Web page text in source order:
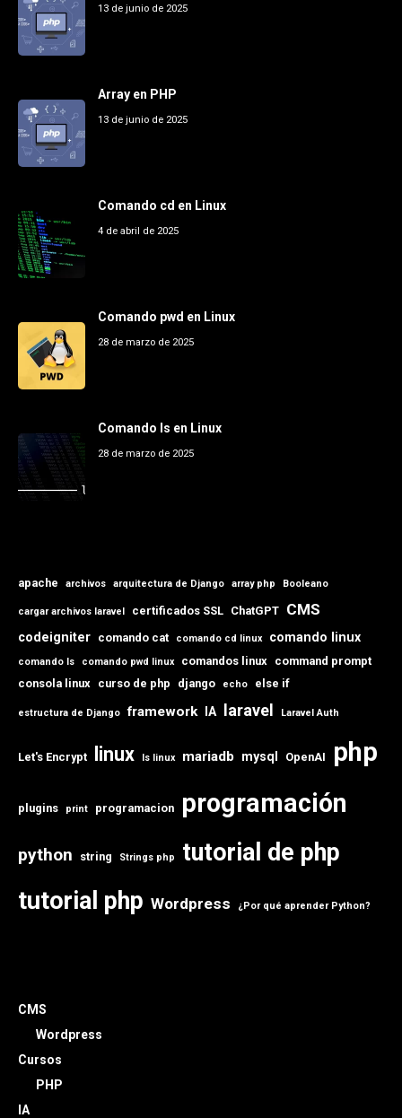
13 de junio de 2025
Array en PHP
13 de junio de 2025
Comando cd en Linux
4 de abril de 2025
Comando pwd en Linux
28 de marzo de 2025
Comando ls en Linux
28 de marzo de 2025
apache archivos arquitectura de Django array php Booleano
cargar archivos laravel certificados SSL ChatGPT CMS
codeigniter comando cat comando cd linux comando linux
comando ls comando pwd linux comandos linux command prompt
consola linux curso de php django echo else if
estructura de Django framework IA laravel Laravel Auth
Let's Encrypt linux ls linux mariadb mysql OpenAI php
plugins print programacion programación
python string Strings php
tutorial de php
tutorial php Wordpress ¿Por qué aprender Python?
CMS
Wordpress
Cursos
PHP
IA